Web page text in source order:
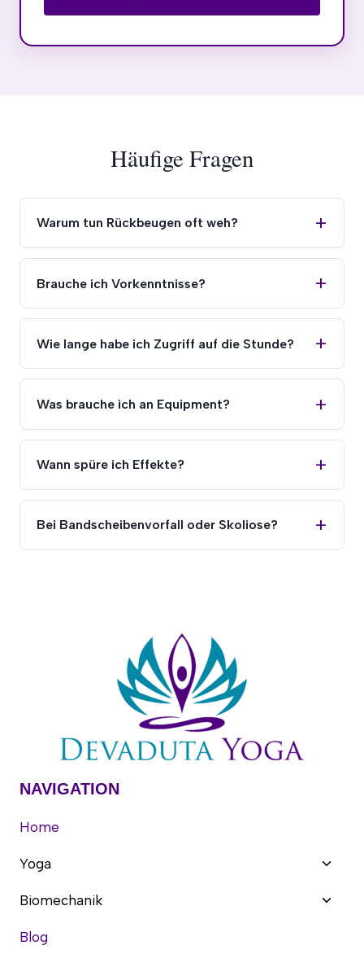
Häufige Fragen
Warum tun Rückbeugen oft weh?
Brauche ich Vorkenntnisse?
Wie lange habe ich Zugriff auf die Stunde?
Was brauche ich an Equipment?
Wann spüre ich Effekte?
Bei Bandscheibenvorfall oder Skoliose?
NAVIGATION
Home
Yoga
Biomechanik
Blog